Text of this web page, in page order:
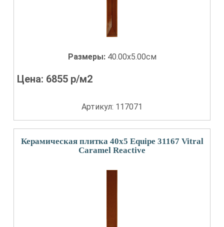
Размеры: 40.00x5.00см
Цена: 6855 р/м2
Артикул: 117071
Керамическая плитка 40x5 Equipe 31167 Vitral
Caramel Reactive